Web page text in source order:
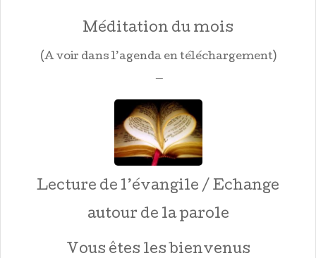
Méditation du mois
(A voir dans l’agenda en téléchargement)
—
Lecture de l’évangile / Echange
autour de la parole
Vous êtes les bienvenus